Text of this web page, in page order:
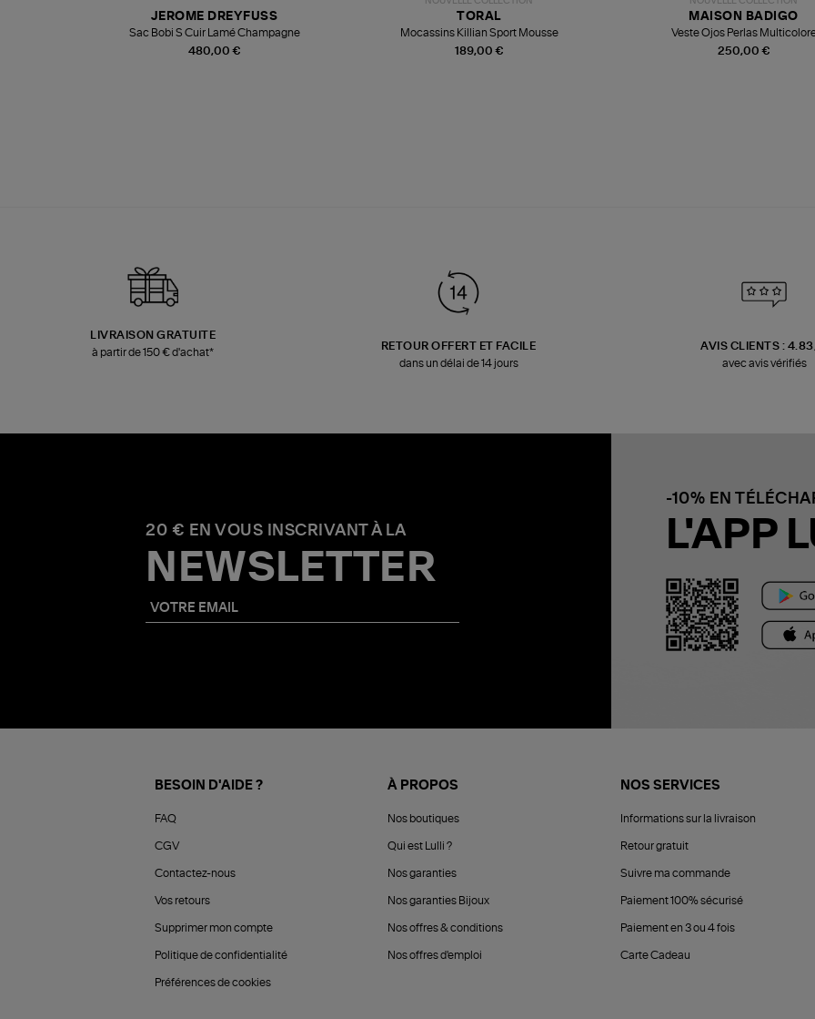
480,00 €
JEROME DREYFUSS
Sac Bobi S Cuir Lamé Champagne
189,00 €
TORAL
Mocassins Killian Sport Mousse
250,00 €
MAISON BADIGO
Veste Ojos Perlas
LIVRAISON GRATUITE
à partir de 150 € d'achat*
RETOUR OFFERT ET FACILE
dans un délai de 14 jours
AVIS CLIENTS :
avec avis vérifiés
20 € EN VOUS INSCRIVANT À LA
NEWSLETTER
-10% EN
L'APP
BESOIN D'AIDE ?
FAQ
CGV
Contactez-nous
Vos retours
Supprimer mon compte
Politique de confidentialité
Préférences de cookies
À PROPOS
Nos boutiques
Qui est Lulli ?
Nos garanties
Nos garanties Bijoux
Nos offres & conditions
Nos offres d'emploi
NOS SERVICES
Informations sur la livraison
Retour gratuit
Suivre ma commande
Paiement 100% sécurisé
Paiement en 3 ou 4 fois
Carte Cadeau